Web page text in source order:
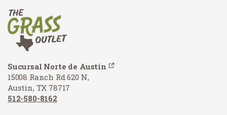
Sucursal Norte de Austin
15008 Ranch Rd 620 N,
Austin, TX 78717
512-580-8162